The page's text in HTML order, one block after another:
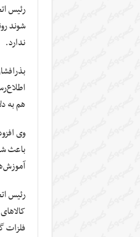
رئیس
شوند
ندارد.
هم به
وی
باعث
رئیس
فلزات